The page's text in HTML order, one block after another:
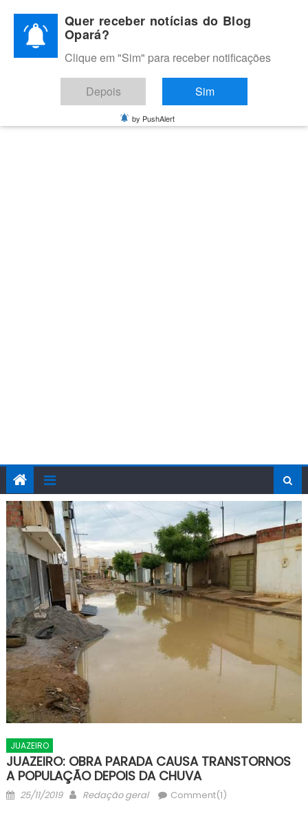
content
BLOG OPARÁ
Melhores notícias de Juazeiro, Petrolina e do Vale do São
Francisco
JUAZEIRO
JUAZEIRO: OBRA PARADA CAUSA TRANSTORNOS
A POPULAÇÃO DEPOIS DA CHUVA
Posted
25/11/2019 Author
Redação geral Comment(1)
Quer receber notícias do Blog
Opará?
Clique em "Sim" para receber notificações
Depois Sim
by PushAlert